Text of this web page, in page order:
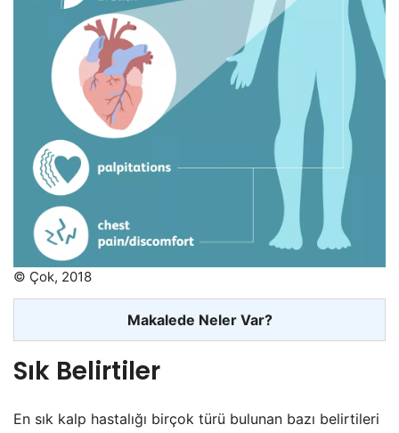
© Çok, 2018
Makalede Neler Var?
Sık Belirtiler
En sık kalp hastalığı birçok türü bulunan bazı belirtileri